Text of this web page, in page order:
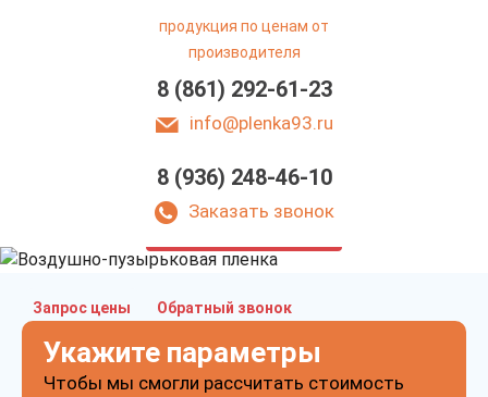
продукция по ценам от
производителя
8 (861) 292-61-23
info@plenka93.ru
8 (936) 248-46-10
Заказать звонок
Воздушно-пузырьковая
пленка в Краснодаре
Запрос цены Обратный звонок
Укажите параметры
Чтобы мы смогли рассчитать стоимость